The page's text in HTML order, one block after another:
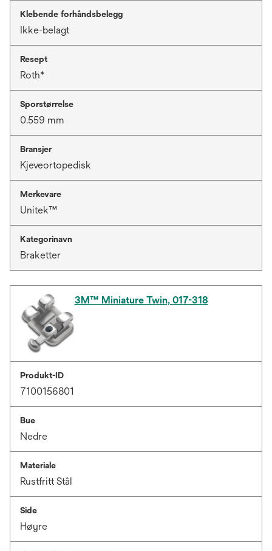
Klebende forhåndsbelegg
Ikke-belagt
Resept
Roth*
Sporstørrelse
0.559 mm
Bransjer
Kjeveortopedisk
Merkevare
Unitek™
Kategorinavn
Braketter
3M™ Miniature Twin, 017-318
Produkt-ID
7100156801
Bue
Nedre
Materiale
Rustfritt Stål
Side
Høyre